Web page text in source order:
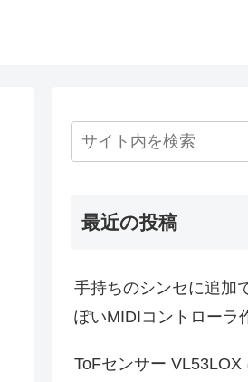
最近の投稿
手持ちのシンセに追加
ぽいMIDIコントローラ
ToFセンサー VL53LOX